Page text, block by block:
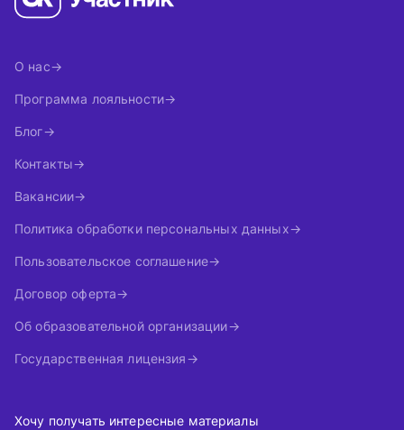
О нас
Программа лояльности
Блог
Контакты
Вакансии
Политика обработки персональных данных
Пользовательское соглашение
Договор оферта
Об образовательной организации
Государственная лицензия
Хочу получать интересные материалы